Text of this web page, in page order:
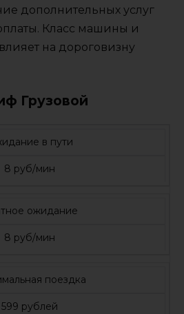
дополнительных услуг
Класс машины и
на дороговизну
Грузовой
в пути
8 руб/мин
ожидание
8 руб/мин
поездка
599 рублей